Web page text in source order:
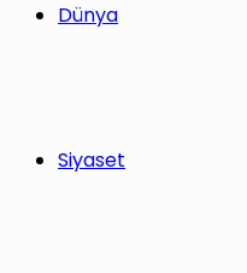
Dünya
Siyaset